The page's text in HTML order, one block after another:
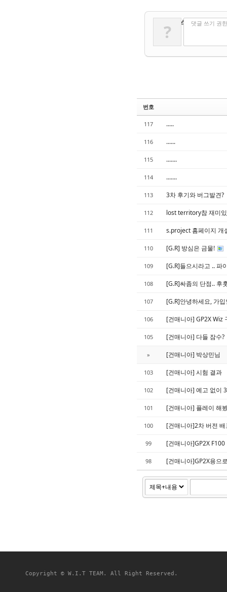
댓글 쓰기
? 댓글 쓰기 권
번호
117 .....
116 ......
115 .......
114 .......
113 3차 후기와 버그발견?
112 lost territory참 재미
111 s.project 홈페이지 개
110 [G.R] 방심은 금물!
109 [G.R]들으시라고 .. 파
108 [G.R]싸좀의 단점.. 후
107 [G.R]안녕하세요, 가
106 [건매니아] GP2X Wiz
105 [건매니아] 다들 잠수?
» [건매니아] 박상민님
103 [건매니아] 시험 결과
102 [건매니아] 예고 없이
101 [건매니아] 플레이 해
100 [건매니아]2차 버전 배
99 [건매니아]GP2X
98 [건매니아]GP2X용으
Copyright © W.I.T TEAM. All Right Reserved.